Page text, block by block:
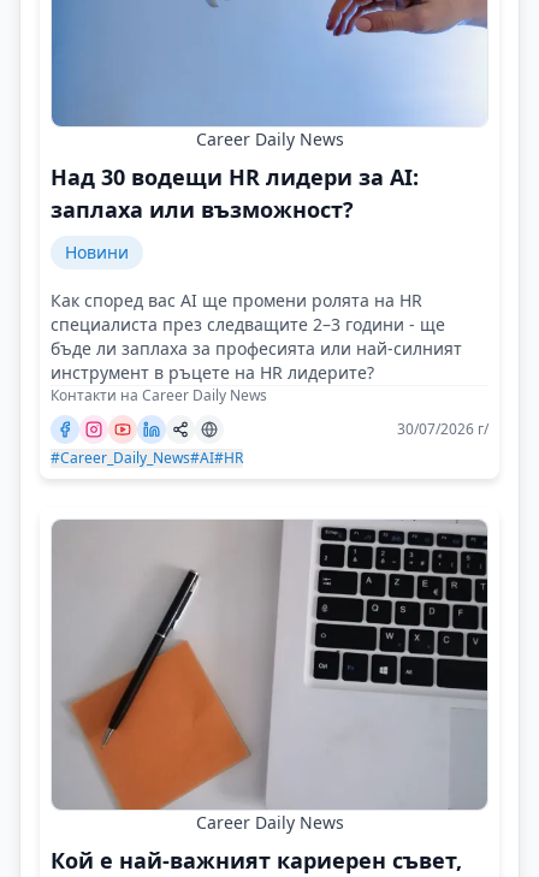
Career Daily News
Над 30 водещи HR лидери за AI:
заплаха или възможност?
Новини
Как според вас AI ще промени ролята на HR
специалиста през следващите 2–3 години - ще
бъде ли заплаха за професията или най-силният
инструмент в ръцете на HR лидерите?
Контакти на Career Daily News
30/07/2026 г/
#Career_Daily_News#AI#HR
Career Daily News
Кой е най-важният кариерен съвет,